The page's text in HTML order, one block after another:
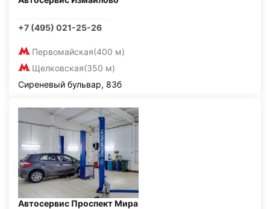
+7 (495) 021-25-26
Первомайская(400 м)
Щелковская(350 м)
Сиреневый бульвар, 83б
Автосервис Проспект Мира